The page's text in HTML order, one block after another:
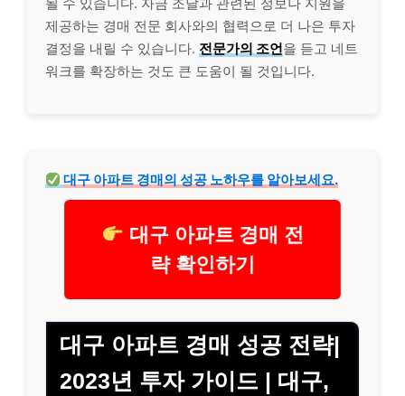
제공하는 경매 전문 회사와의 협력으로 더 나은 투자
결정을 내릴 수 있습니다. 전문가의 조언을 듣고 네트
워크를 확장하는 것도 큰 도움이 될 것입니다.
대구 아파트 경매의 성공 노하우를 알아보세요.
대구 아파트 경매 전
략 확인하기
대구 아파트 경매 성공 전략|
2023년 투자 가이드 | 대구,